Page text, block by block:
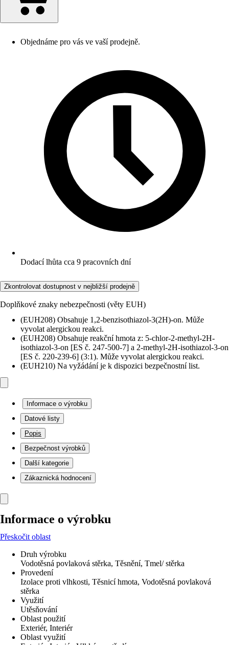
Objednáme pro vás ve vaší prodejně.
Dodací lhůta cca 9 pracovních dní
Zkontrolovat dostupnost v nejbližší prodejně
Doplňkové znaky nebezpečnosti (věty EUH)
(EUH208) Obsahuje 1,2-benzisothiazol-3(2H)-on. Může
vyvolat alergickou reakci.
(EUH208) Obsahuje reakční hmota z: 5-chlor-2-methyl-2H-
isothiazol-3-on [ES č. 247-500-7] a 2-methyl-2H-isothiazol-3-on
[ES č. 220-239-6] (3:1). Může vyvolat alergickou reakci.
(EUH210) Na vyžádání je k dispozici bezpečnostní list.
Informace o výrobku
Datové listy
Popis
Bezpečnost výrobků
Další kategorie
Zákaznická hodnocení
Informace o výrobku
Přeskočit oblast
Druh výrobku
Vodotěsná povlaková stěrka, Těsnění, Tmel/ stěrka
Provedení
Izolace proti vlhkosti, Těsnicí hmota, Vodotěsná povlaková
stěrka
Využití
Utěsňování
Oblast použití
Exteriér, Interiér
Oblast využití